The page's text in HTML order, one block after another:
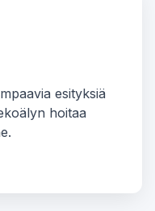
esityksiä
hoitaa